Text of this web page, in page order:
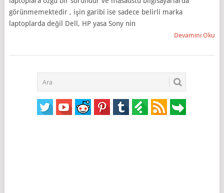
görünmemektedir , işin garibi ise sadece belirli marka
laptoplarda değil Dell, HP yasa Sony nin
Devamını Oku